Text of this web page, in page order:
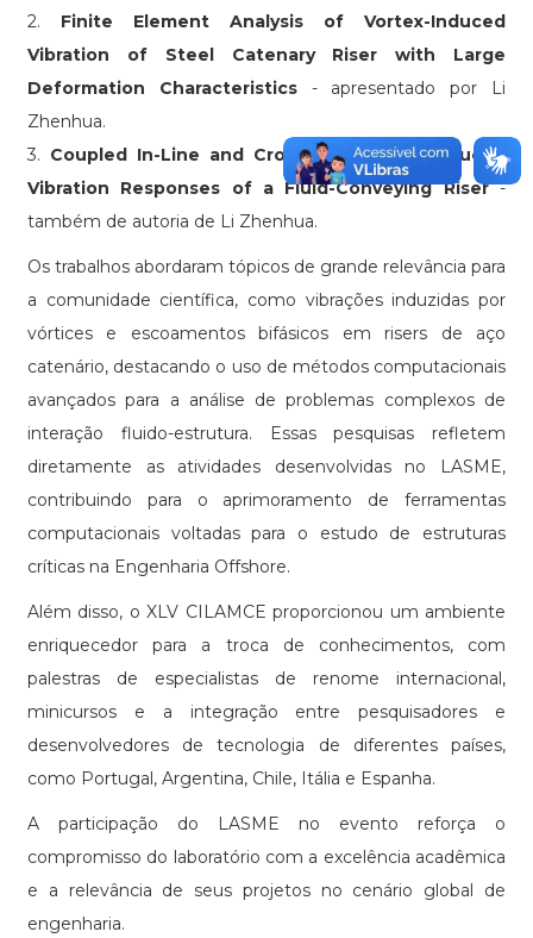
2. Finite Element Analysis of Vortex-Induced
Vibration of Steel Catenary Riser with Large
Deformation Characteristics- apresentado por Li
Zhenhua.
3. Coupled In-Line and Cross-Flow Vortex-Induced
Vibration Responses of a Fluid-Conveying Riser-
também de autoria de Li Zhenhua.
Os trabalhos abordaram tópicos de grande relevância para
a comunidade científica, como vibrações induzidas por
vórtices e escoamentos bifásicos em risers de aço
catenário, destacando o uso de métodos computacionais
avançados para a análise de problemas complexos de
interação fluido-estrutura. Essas pesquisas refletem
diretamente as atividades desenvolvidas no LASME,
contribuindo para o aprimoramento de ferramentas
computacionais voltadas para o estudo de estruturas
críticas na Engenharia Offshore.
Além disso, o XLV CILAMCE proporcionou um ambiente
enriquecedor para a troca de conhecimentos, com
palestras de especialistas de renome internacional,
minicursos e a integração entre pesquisadores e
desenvolvedores de tecnologia de diferentes países,
como Portugal, Argentina, Chile, Itália e Espanha.
A participação do LASME no evento reforça o
compromisso do laboratório com a excelência acadêmica
e a relevância de seus projetos no cenário global de
engenharia.